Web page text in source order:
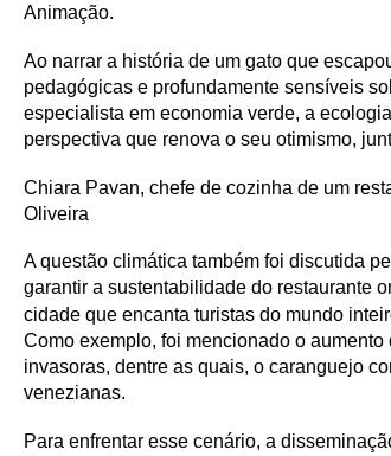
Animação.
Ao narrar a história de um gato que
pedagógicas e profundamente sensíveis
especialista em economia verde, a
perspectiva que renova o seu otimismo,
Chiara Pavan, chefe de cozinha de um
Oliveira
A questão climática também foi discutida
garantir a sustentabilidade do restaurante
cidade que encanta turistas do mundo
Como exemplo, foi mencionado o
invasoras, dentre as quais, o caranguejo
venezianas.
Para enfrentar esse cenário, a